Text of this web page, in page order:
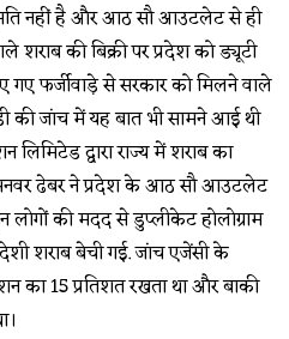
नहीं है और आठ सौ आउटलेट से ही
शराब की बिक्री पर प्रदेश को ड्यूटी
फर्जीवाड़े से सरकार को मिलने वाले
की जांच में यह बात भी सामने आई थी
लिमिटेड द्वारा राज्य में शराब का
अनवर ढेबर ने प्रदेश के आठ सौ आउटलेट
लोगों की मदद से डुप्लीकेट होलोग्राम
शराब बेची गई. जांच एजेंसी के
का 15 प्रतिशत रखता था और बाकी